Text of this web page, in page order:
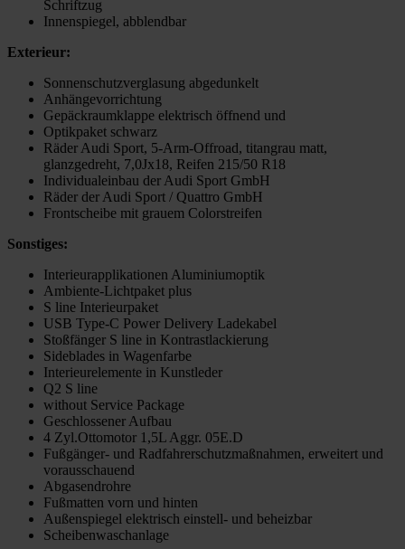
Schriftzug
Innenspiegel, abblendbar
Exterieur:
Sonnenschutzverglasung abgedunkelt
Anhängevorrichtung
Gepäckraumklappe elektrisch öffnend und
Optikpaket schwarz
Räder Audi Sport, 5-Arm-Offroad, titangrau matt,
glanzgedreht, 7,0Jx18, Reifen 215/50 R18
Individualeinbau der Audi Sport GmbH
Räder der Audi Sport / Quattro GmbH
Frontscheibe mit grauem Colorstreifen
Sonstiges:
Interieurapplikationen Aluminiumoptik
Ambiente-Lichtpaket plus
S line Interieurpaket
USB Type-C Power Delivery Ladekabel
Stoßfänger S line in Kontrastlackierung
Sideblades in Wagenfarbe
Interieurelemente in Kunstleder
Q2 S line
without Service Package
Geschlossener Aufbau
4 Zyl.Ottomotor 1,5L Aggr. 05E.D
Fußgänger- und Radfahrerschutzmaßnahmen, erweitert und
vorausschauend
Abgasendrohre
Fußmatten vorn und hinten
Außenspiegel elektrisch einstell- und beheizbar
Scheibenwaschanlage